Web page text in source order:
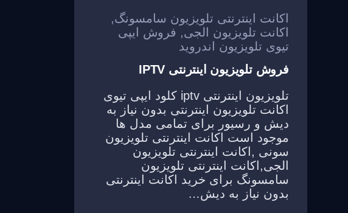
اکانت اینترنتی تلویزیون سامسونگ,
اکانت تلویزیون الجی, فروش ایپی
تیوی تلویزیون اندروید
فروش تلویزیون اینترنتی IPTV
تلویزیون اینترنتی iptv کلود ایپی تیوی
اکانت تلویزیون اینترنتی بدون نیاز به
دیش و رسیور برای تمامی مدل ها
موجود است اکانت اینترنتی تلویزیون
سونی ,اکانت اینترنتی تلویزیون
الجی,اکانت اینترنتی تلویزیون
سامسونگ برای خرید اکانت اینترنتی
بدون نیاز به دیش…